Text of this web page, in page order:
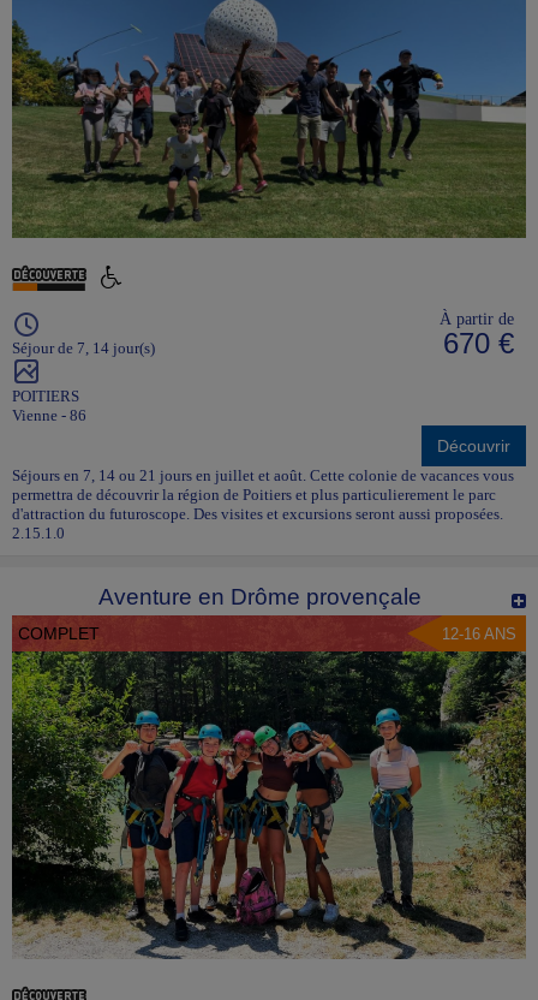
Séjour de 7, 14 jour(s)
POITIERS
Vienne - 86
À partir de
670 €
Découvrir
Séjours en 7, 14 ou 21 jours en juillet et août. Cette colonie de vacances vous
permettra de découvrir la région de Poitiers et plus particulierement le parc
d'attraction du futuroscope. Des visites et excursions seront aussi proposées.
2.15.1.0
Aventure en Drôme provençale
COMPLET 12-16 ANS